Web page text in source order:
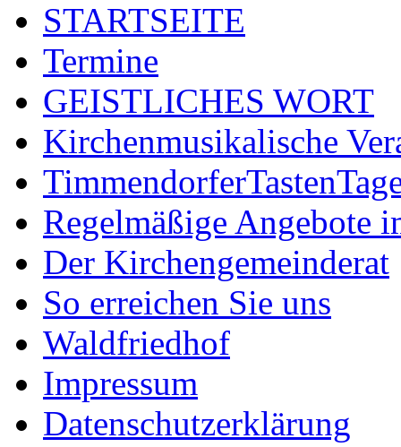
STARTSEITE
Termine
GEISTLICHES WORT
Kirchenmusikalische
Regelmäßige Angebote
Der Kirchengemeinderat
So erreichen Sie uns
Waldfriedhof
Impressum
Datenschutzerklärung